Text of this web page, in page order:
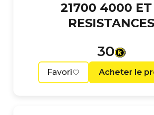
21700 4000 ET
RESISTANCES
30
Favori Acheter le